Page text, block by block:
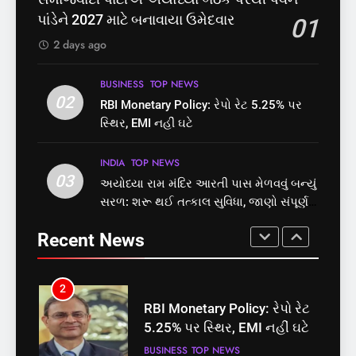
બેઠક પરથી પવન પાંડેને 2027
2
RBI Monetary Policy: રેપો રેટ
5.25% પર સ્થિર, EMI નહીં ઘટે
3
અયોધ્યા રામ મંદિર આરતી પાસ
મેળવવું બન્યું સરળ: શરૂ થઈ
તત્કાલ સુવિધા, જાણો સંપૂર્ણ
4
‘ગજિની’ અને ‘લગાન’ ફેમ
અભિનેતા પ્રદીપ રાવતનું 74
વર્ષની વયે નિધન, બ્લડ કેન્સર
પાંડેને 2027 માટે બનાવાયા ઉમેદવાર
01
2 days ago
02
BUSINESS TOP NEWS
RBI Monetary Policy: રેપો રેટ 5.25% પર
સ્થિર, EMI નહીં ઘટે
03
INDIA TOP NEWS
અયોધ્યા રામ મંદિર આરતી પાસ મેળવવું બન્યું
સરળ: શરૂ થઈ તત્કાલ સુવિધા, જાણો સંપૂર્ણ
Recent News
છે? FSSAIએ ડાબરના દાવાઓની
સમાજવાદી પાર્ટીએ અયોધ્યા
બેઠક પરથી પવન પાંડેને 2027
2
RBI Monetary Policy: રેપો રેટ
5.25% પર સ્થિર, EMI નહીં ઘટે
3
અયોધ્યા રામ મંદિર આરતી પાસ
મેળવવું બન્યું સરળ: શરૂ થઈ
તત્કાલ સુવિધા, જાણો સંપૂર્ણ
INDIA TOP NEWS